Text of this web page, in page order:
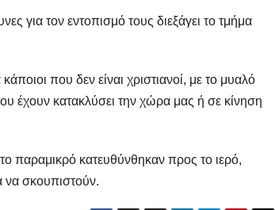
για τον εντοπισμό τους διεξάγει το τμήμα
που δεν είναι χριστιανοί, με το μυαλό
έχουν κατακλύσει την χώρα μας ή σε κίνηση
παραμικρό κατευθύνθηκαν προς το ιερό,
να σκουπιστούν.